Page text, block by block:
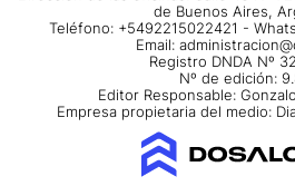
de Buenos Aires,
Teléfono: +5492215022421 -
Email:
Registro DNDA Nº
Nº de edición:
Editor Responsable:
Empresa propietaria del medio: